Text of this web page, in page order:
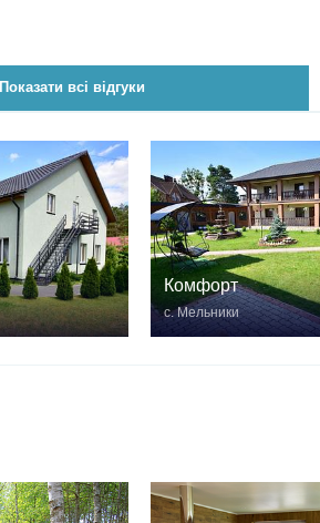
Показати всі відгуки
Комфорт
с. Мельники